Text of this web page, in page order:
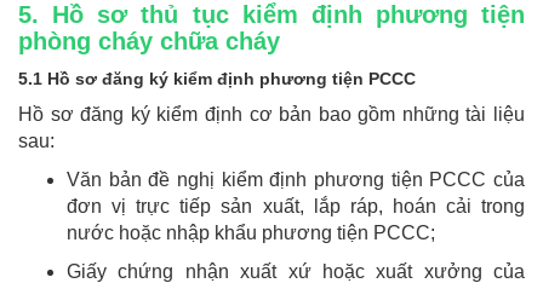
5. Hồ sơ thủ tục kiểm định phương tiện
phòng cháy chữa cháy
5.1 Hồ sơ đăng ký kiểm định phương tiện PCCC
Hồ sơ đăng ký kiểm định cơ bản bao gồm những tài liệu
sau:
Văn bản đề nghị kiểm định phương tiện PCCC của
đơn vị trực tiếp sản xuất, lắp ráp, hoán cải trong
nước hoặc nhập khẩu phương tiện PCCC;
Giấy chứng nhận xuất xứ hoặc xuất xưởng của